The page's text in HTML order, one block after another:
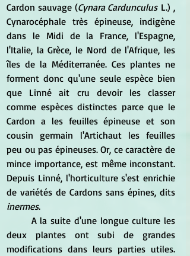
Cardon sauvage (Cynara Cardunculus L.) ,
Cynarocéphale très épineuse, indigène
dans le Midi de la France, l'Espagne,
l'Italie, la Grèce, le Nord de l'Afrique, les
îles de la Méditerranée. Ces plantes ne
forment donc qu'une seule espèce bien
que Linné ait cru devoir les classer
comme espèces distinctes parce que le
Cardon a les feuilles épineuse et son
cousin germain l'Artichaut les feuilles
peu ou pas épineuses. Or, ce caractère de
mince importance, est même inconstant.
Depuis Linné, l'horticulture s'est enrichie
inermes.
deux plantes ont subi de grandes
modifications dans leurs parties utiles.